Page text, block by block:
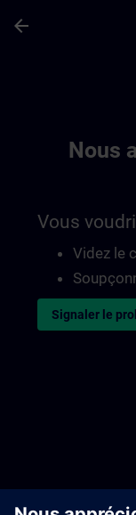
arrow_back
Nous
Vous
Videz le
Signaler le